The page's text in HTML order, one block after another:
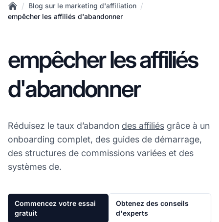
Home
/ Blog sur le marketing d'affiliation /
empêcher les affiliés d'abandonner
empêcher les affiliés
d'abandonner
Réduisez le taux d’abandon des affiliés grâce à un
onboarding complet, des guides de démarrage,
des structures de commissions variées et des
systèmes de.
Commencez votre essai
gratuit
Obtenez des conseils
d'experts